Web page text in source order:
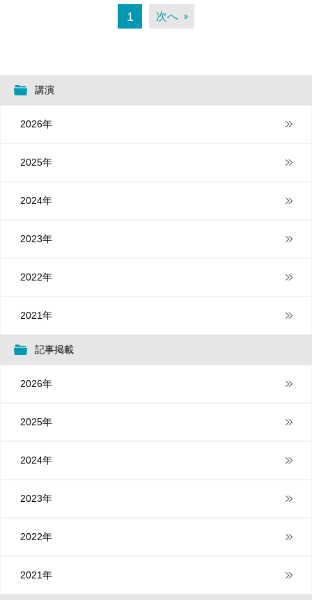
1 次へ
講演
2026年
2025年
2024年
2023年
2022年
2021年
記事掲載
2026年
2025年
2024年
2023年
2022年
2021年